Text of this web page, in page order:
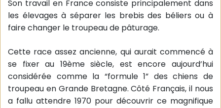
Son travail en France consiste principalement dans
les élevages à séparer les brebis des béliers ou à
faire changer le troupeau de pâturage.
Cette race assez ancienne, qui aurait commencé à
se fixer au 19ème siècle, est encore aujourd’hui
considérée comme la “formule 1” des chiens de
troupeau en Grande Bretagne. Côté Français, il nous
a fallu attendre 1970 pour découvrir ce magnifique